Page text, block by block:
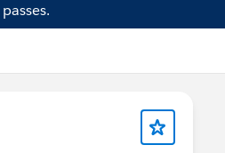
passes.